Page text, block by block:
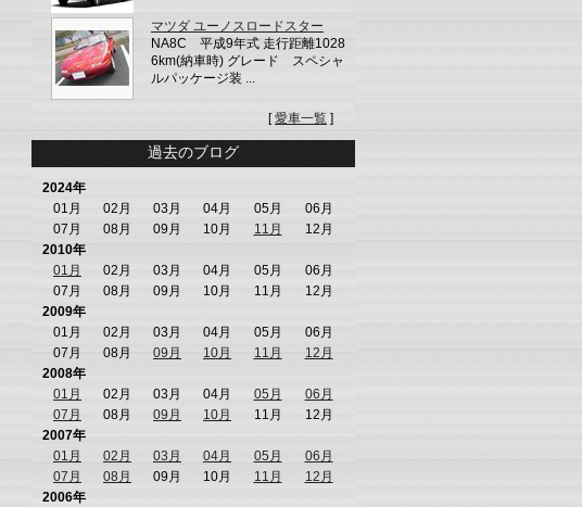
マツダ ユーノスロードスター
NA8C 平成9年式 走行距離1028
6km(納車時) グレード スペシャ
ルパッケージ装 ...
[愛車一覧 ]
過去のブログ
2024年
01月
02月 03月 04月 05月
06月
07月
08月 09月 10月 11月
12月
2010年
01月
02月 03月 04月 05月
06月
07月
08月 09月 10月 11月
12月
2009年
01月
02月 03月 04月 05月
06月
07月
08月 09月 10月 11月
12月
2008年
01月
02月 03月 04月 05月
06月
07月
08月 09月 10月 11月
12月
2007年
01月
02月 03月 04月 05月
06月
07月
08月 09月 10月 11月
12月
2006年